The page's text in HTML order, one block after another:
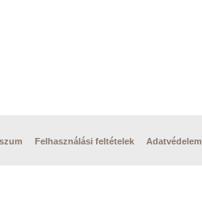
Felhasználási feltételek Adatvédelem